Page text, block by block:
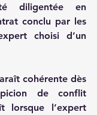
diligentée en
conclu par les
choisi d’un
cohérente dès
de conflit
lorsque l’expert